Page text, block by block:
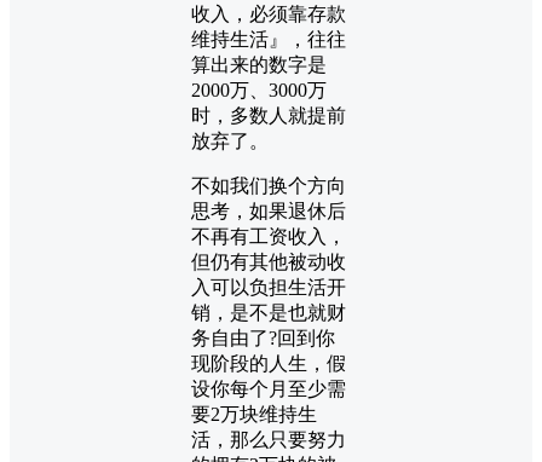
收入，必须靠存款
维持生活』，往往
算出来的数字是
2000万、3000万
时，多数人就提前
放弃了。
不如我们换个方向
思考，如果退休后
不再有工资收入，
但仍有其他被动收
入可以负担生活开
销，是不是也就财
务自由了?回到你
现阶段的人生，假
设你每个月至少需
要2万块维持生
活，那么只要努力